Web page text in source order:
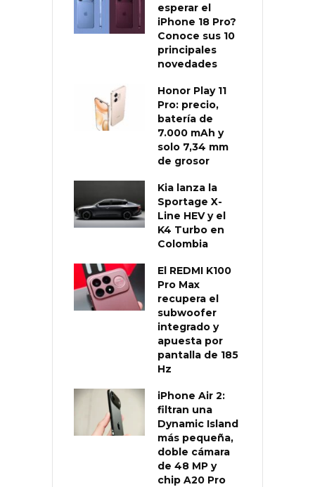
esperar el
iPhone 18 Pro?
Conoce sus 10
principales
novedades
Honor Play 11
Pro: precio,
batería de
7.000 mAh y
solo 7,34 mm
de grosor
Kia lanza la
Sportage X-
Line HEV y el
K4 Turbo en
Colombia
El REDMI K100
Pro Max
recupera el
subwoofer
integrado y
apuesta por
pantalla de 185
Hz
iPhone Air 2:
filtran una
Dynamic Island
más pequeña,
doble cámara
de 48 MP y
chip A20 Pro